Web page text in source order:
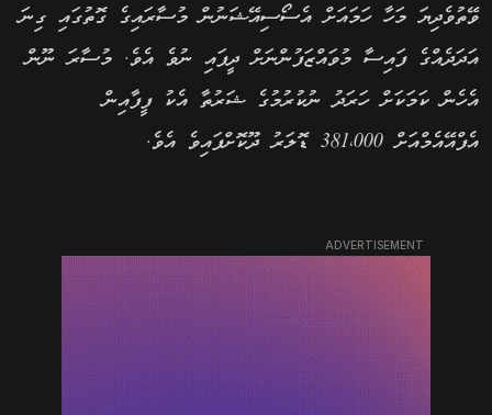
ވޭތުވެދިޔަ މަހާ ހަމައަށް އެސޯސިއޭޝަނުން މުސާރައިގެ ގޮތުގައި ގިނަ
އަދަދެއްގެ ފައިސާ މުވައްޒަފުންނަށް ދީފައި ނުވެ އެވެ. މުސާރަ ނޫން
އެހެން ކަމަކަށް ހަރަދު ނުކުރުމުގެ ޝަރުތާ އެކު ފީފާއިން
އެފްއޭއެމްއަށް 381،000 ޑޮލަރު ދޫކޮށްފައިވެ އެވެ.
ADVERTISEMENT